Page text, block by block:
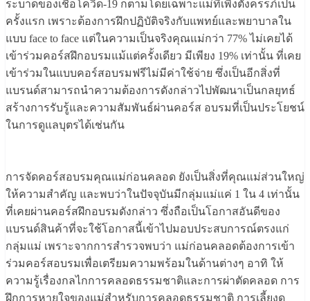
ระบาดของเชื้อโควิด-19 ก็ตามโดยเฉพาะแม่ที่เพิ่งตั้งครรภ์เป็น
ครั้งแรก เพราะต้องการฝึกปฏิบัติจริงกับแพทย์และพยาบาลใน
แบบ face to face แต่ในความเป็นจริงคุณแม่กว่า 77% ไม่เคยได้
เข้าร่วมคอร์สฝึกอบรมแม้แต่ครั้งเดียว มีเพียง 19% เท่านั้น ที่เคย
เข้าร่วมในแบบคอร์สอบรมฟรีไม่มีค่าใช้จ่าย ซึ่งเป็นอีกสิ่งที่
แบรนด์สามารถนำความต้องการดังกล่าวไปพัฒนาเป็นกลยุทธ์
สร้างการรับรู้และความสัมพันธ์ผ่านคอร์ส อบรมที่เป็นประโยชน์
ในการดูแลบุตรได้เช่นกัน
การจัดคอร์สอบรมคุณแม่ก่อนคลอด ยังเป็นสิ่งที่คุณแม่ส่วนใหญ่
ให้ความสำคัญ และพบว่าในปัจจุบันมีกลุ่มแม่แค่ 1 ใน 4 เท่านั้น
ที่เคยผ่านคอร์สฝึกอบรมดังกล่าว ซึ่งถือเป็นโอกาสอันดีของ
แบรนด์สินค้าที่จะใช้โอกาสนี้เข้าไปมอบประสบการณ์ตรงแก่
กลุ่มแม่ เพราะจากการสำรวจพบว่า แม่ก่อนคลอดต้องการเข้า
ร่วมคอร์สอบรมเพื่อเตรียมความพร้อมในด้านต่างๆ อาทิ ให้
ความรู้เรื่องกลไกการคลอดธรรมชาติและการผ่าตัดคลอด การ
ฝึกการหายใจของแม่สำหรับการคลอดธรรมชาติ การเลี้ยงดู